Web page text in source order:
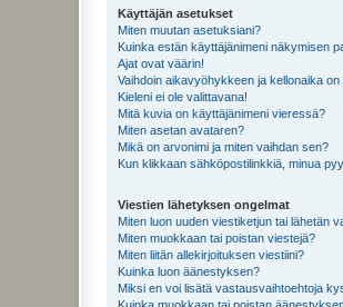
Käyttäjän asetukset
Miten muutan asetuksiani?
Kuinka estän käyttäjänimeni näkymisen
Ajat ovat väärin!
Vaihdoin aikavyöhykkeen ja kellonaika on
Kieleni ei ole valittavana!
Mitä kuvia on käyttäjänimeni vieressä?
Miten asetan avataren?
Mikä on arvonimi ja miten vaihdan sen?
Kun klikkaan sähköpostilinkkiä, minua
Viestien lähetyksen ongelmat
Miten luon uuden viestiketjun tai lähetän
Miten muokkaan tai poistan viestejä?
Miten liitän allekirjoituksen viestiini?
Kuinka luon äänestyksen?
Miksi en voi lisätä vastausvaihtoehtoja
Kuinka muokkaan tai poistan